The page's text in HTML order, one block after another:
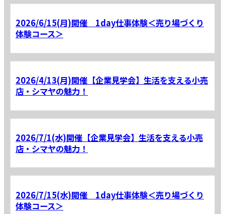
2026/6/15(月)開催 1day仕事体験＜売り場づくり
体験コース＞
2026/4/13(月)開催【企業見学会】生活を支える小売
店・シマヤの魅力！
2026/7/1(水)開催【企業見学会】生活を支える小売
店・シマヤの魅力！
2026/7/15(水)開催 1day仕事体験＜売り場づくり
体験コース＞